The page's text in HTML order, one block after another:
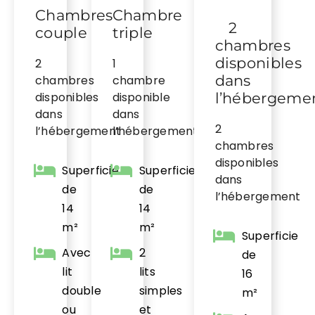
Chambres
couple
2
chambres
disponibles
dans
l’hébergement
Superficie
de
14
m²
Avec
lit
double
ou
Chambre
triple
1
chambre
disponible
dans
l’hébergement
Superficie
de
14
m²
2
lits
simples
et
2
chambres
disponibles
dans
2
chambres
disponibles
dans
l’hébergement
Superficie
de
16
m²